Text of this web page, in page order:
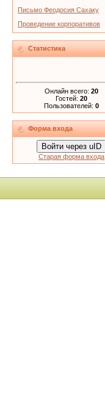
Письмо Феодосия Сахаку
Проведение корпоративов
Статистика
Онлайн всего: 20
Гостей: 20
Пользователей: 0
Форма входа
Войти через uID
Старая форма входа